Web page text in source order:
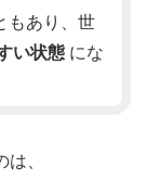
もあり、世
い状態にな
、